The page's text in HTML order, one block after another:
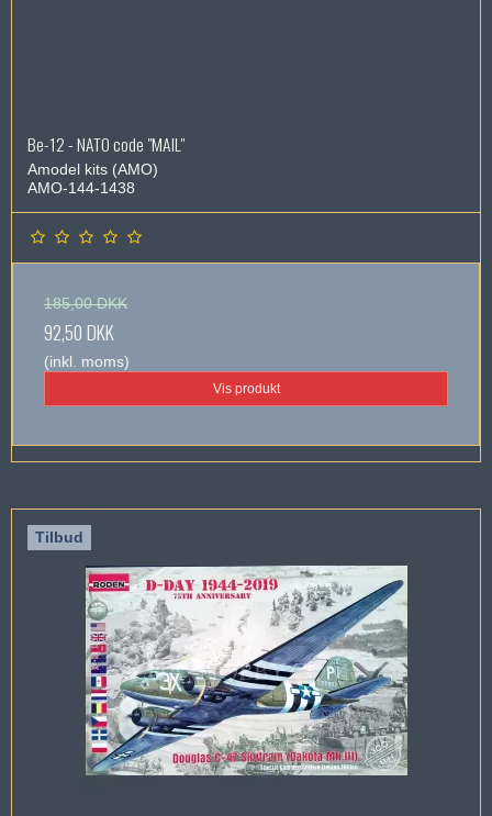
Be-12 - NATO code "MAIL"
Amodel kits (AMO)
AMO-144-1438
185,00 DKK
92,50 DKK
(inkl. moms)
Vis produkt
Tilbud